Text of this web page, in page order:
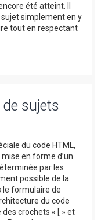
été atteint. Il
simplement en y
tout en respectant
sujets
du code HTML,
en forme d’un
par les
possible de la
le formulaire de
du code
crochets « [ » et